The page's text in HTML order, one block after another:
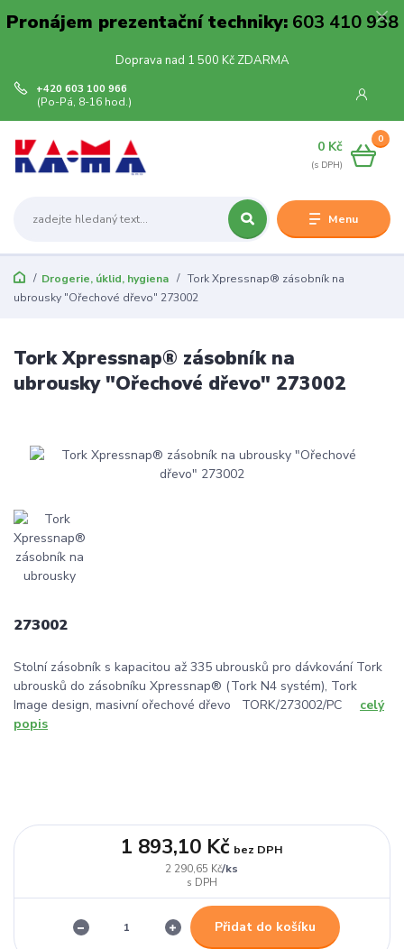
Pronájem prezentační techniky:603 410 938
Doprava nad 1 500 Kč ZDARMA
Menu
+420 603 100 966
(Po-Pá, 8-16 hod.)
0
0 Kč
Drogerie, úklid, hygiena
Tork Xpressnap® zásobník na
ubrousky "Ořechové dřevo" 273002
Tork Xpressnap® zásobník na
ubrousky "Ořechové dřevo" 273002
273002
Stolní zásobník s kapacitou až 335 ubrousků pro dávkování Tork
ubrousků do zásobníku Xpressnap® (Tork N4 systém), Tork
Image design, masivní ořechové dřevo TORK/273002/PC celý
popis
2 290,65 Kč/ks
1 893,10 Kč bez DPH
Přidat do košíku